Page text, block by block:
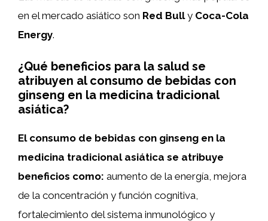
en el mercado asiático son Red Bully Coca-Cola
Energy.
¿Qué beneficios para la salud se
atribuyen al consumo de bebidas con
ginseng en la medicina tradicional
asiática?
El consumo de bebidas con ginseng en la
medicina tradicional asiática se atribuye
beneficios como: aumento de la energía, mejora
de la concentración y función cognitiva,
fortalecimiento del sistema inmunológico y